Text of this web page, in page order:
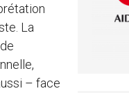
La
– face